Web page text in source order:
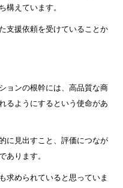
構えています。
支援依頼を受けていることか
ョンの根幹には、高品質な商
るようにするという使命があ
に見出すこと、評価につなが
あります。
求められていると思っていま